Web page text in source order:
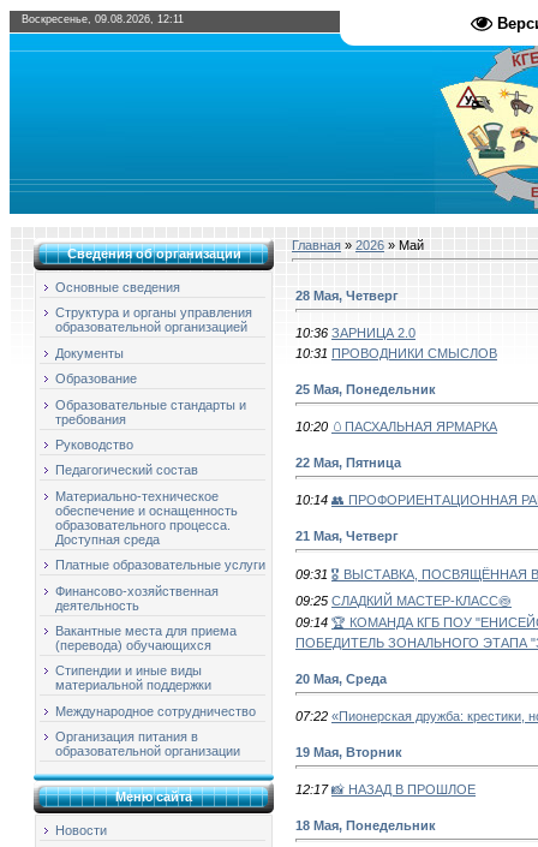
Воскресенье, 09.08.2026, 12:11
Сведения об организации
Основные сведения
Структура и органы управления
образовательной организацией
Документы
Образование
Образовательные стандарты и
требования
Руководство
Педагогический состав
Материально-техническое
обеспечение и оснащенность
образовательного процесса.
Доступная среда
Платные образовательные услуги
Финансово-хозяйственная
деятельность
Вакантные места для приема
(перевода) обучающихся
Стипендии и иные виды
материальной поддержки
Международное сотрудничество
Организация питания в
образовательной организации
Меню сайта
Новости
Главная » 2026 » Май
28 Мая, Четверг
10:36 ЗАРНИЦА 2.0
10:31 ПРОВОДНИКИ СМЫСЛОВ
25 Мая, Понедельник
10:20 🥚ПАСХАЛЬНАЯ ЯРМАРКА
22 Мая, Пятница
10:14 👥 ПРОФОРИЕНТАЦИОННАЯ
21 Мая, Четверг
09:31 🎖️ ВЫСТАВКА, ПОСВЯЩЁННАЯ
09:25 СЛАДКИЙ МАСТЕР-КЛАСС🍥
09:14 🏆 КОМАНДА КГБ ПОУ
ПОБЕДИТЕЛЬ ЗОНАЛЬНОГО ЭТАПА
20 Мая, Среда
07:22 «Пионерская дружба: крестики,
19 Мая, Вторник
12:17 📸 НАЗАД В ПРОШЛОЕ
18 Мая, Понедельник